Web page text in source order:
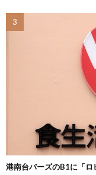
港南台バーズのB1に「ロ